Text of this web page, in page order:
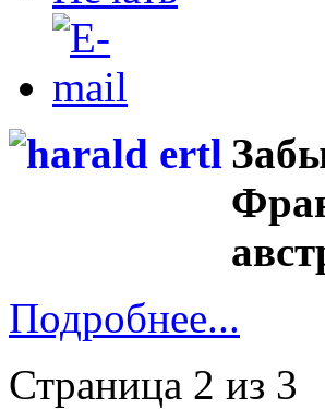
Подробнее...
Страница 2 из 3